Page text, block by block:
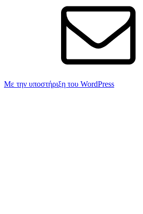
Με την υποστήριξη του WordPress